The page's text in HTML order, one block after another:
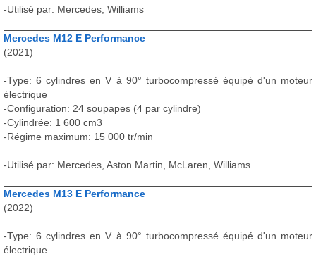
-Utilisé par: Mercedes, Williams
Mercedes M12 E Performance
(2021)
-Type: 6 cylindres en V à 90° turbocompressé équipé d'un moteur
électrique
-Configuration: 24 soupapes (4 par cylindre)
-Cylindrée: 1 600 cm3
-Régime maximum: 15 000 tr/min
-Utilisé par: Mercedes, Aston Martin, McLaren, Williams
Mercedes M13 E Performance
(2022)
-Type: 6 cylindres en V à 90° turbocompressé équipé d'un moteur
électrique